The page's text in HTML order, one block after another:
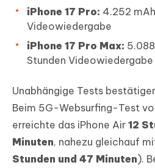
iPhone 17 Pro: 4.252
Videowiedergabe
iPhone 17 Pro Max:
Stunden Videowiedergabe
Unabhängige Tests
Beim 5G-Websurfing-Test
erreichte das iPhone Air 12
Minuten, nahezu gleichauf
Stunden und 47 Minuten).